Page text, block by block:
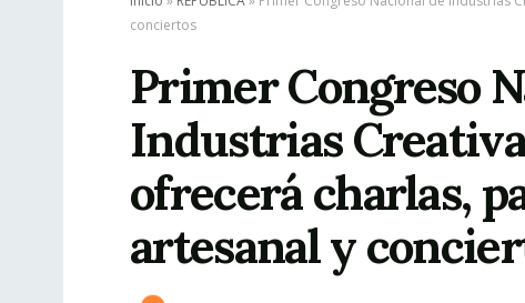
conciertos
Primer Congreso
Industrias
ofrecerá charlas,
artesanal y